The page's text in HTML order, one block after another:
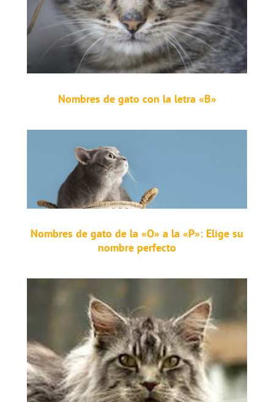
Nombres de gato con la letra «B»
Nombres de gato de la «O» a la «P»: Elige su
nombre perfecto